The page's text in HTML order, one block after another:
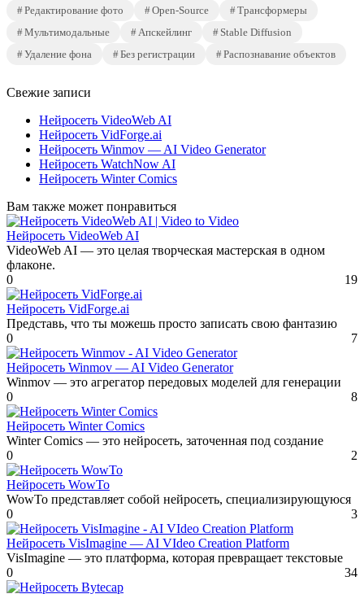
Редактирование фото
Open-Source
Трансформеры
Мультимодальные
Апскейлинг
Stable Diffusion
Удаление фона
Без регистрации Распознавание объектов
Свежие записи
Нейросеть VideoWeb AI
Нейросеть VidForge.ai
Нейросеть Winmov — AI Video Generator
Нейросеть WatchNow AI
Нейросеть Winter Comics
Вам также может понравиться
Нейросеть VideoWeb AI
VideoWeb AI — это целая творческая мастерская в одном
флаконе.
0
19
Нейросеть VidForge.ai
Представь, что ты можешь просто записать свою фантазию
0
7
Нейросеть Winmov — AI Video Generator
Winmov — это агрегатор передовых моделей для генерации
0
8
Нейросеть Winter Comics
Winter Comics — это нейросеть, заточенная под создание
0
2
Нейросеть WowTo
WowTo представляет собой нейросеть, специализирующуюся
0
3
Нейросеть VisImagine — AI VIdeo Creation Platform
VisImagine — это платформа, которая превращает текстовые
0
34